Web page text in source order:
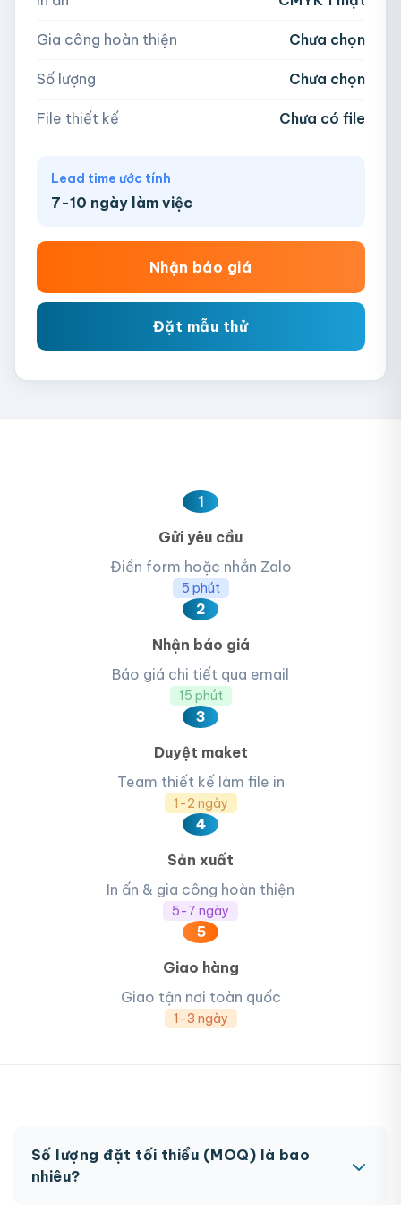
− + hộp
AI, PDF, EPS, PSD, PNG, JPG (tối đa 50MB)
Gia công hoàn thiện Chưa chọn
Số lượng Chưa chọn
File thiết kế Chưa có file
Lead time ước tính
7-10 ngày làm việc
Nhận báo giá
Đặt mẫu thử
1
Gửi yêu cầu
Điền form hoặc nhắn Zalo
5 phút
2
Nhận báo giá
Báo giá chi tiết qua email
15 phút
3
Duyệt maket
Team thiết kế làm file in
1-2 ngày
4
Sản xuất
In ấn & gia công hoàn thiện
5-7 ngày
5
Giao hàng
Giao tận nơi toàn quốc
1-3 ngày
Số lượng đặt tối thiểu (MOQ) là bao
nhiêu?